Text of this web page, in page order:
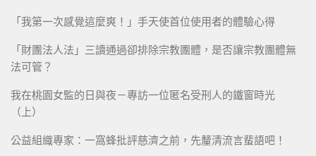
「我第一次感覺這麼爽！」手天使首位使用者的體驗心得
「財團法人法」三讀通過卻排除宗教團體，是否讓宗教團體無
法可管？
我在桃園女監的日與夜－專訪一位匿名受刑人的鐵窗時光
（上）
公益組織專家：一窩蜂批評慈濟之前，先釐清流言蜚語吧！